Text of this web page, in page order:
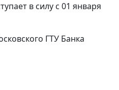
в силу с 01 января
ГТУ Банка